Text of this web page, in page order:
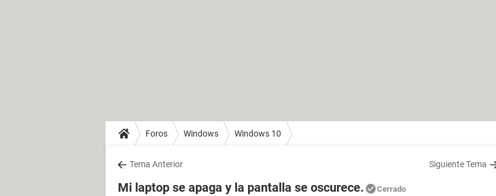
Foros Windows Windows 10
Tema Anterior Siguiente Tema
Mi laptop se apaga y la pantalla se oscurece. Cerrado